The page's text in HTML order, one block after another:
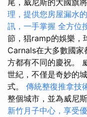
尾，威尼斯的大國旗
理，提供您房屋漏水
訊，一手掌握 全方位
節，猖ramp的娛樂，
Carnals在大多數國
方都有不同的慶祝。
世紀，不僅是奇妙的
式。 傳統整復推拿技
整個城市，並為威尼
新竹月子中心，享受